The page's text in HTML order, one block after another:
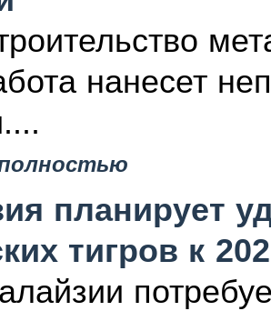
нанесет
планирует
тигров к